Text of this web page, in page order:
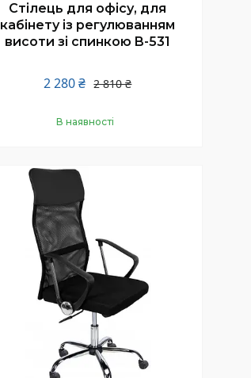
Стілець для офісу, для
кабінету із регулюванням
висоти зі спинкою B-531
2 810 ₴
2 280 ₴
В наявності
Купити
Залишилось 25 днів